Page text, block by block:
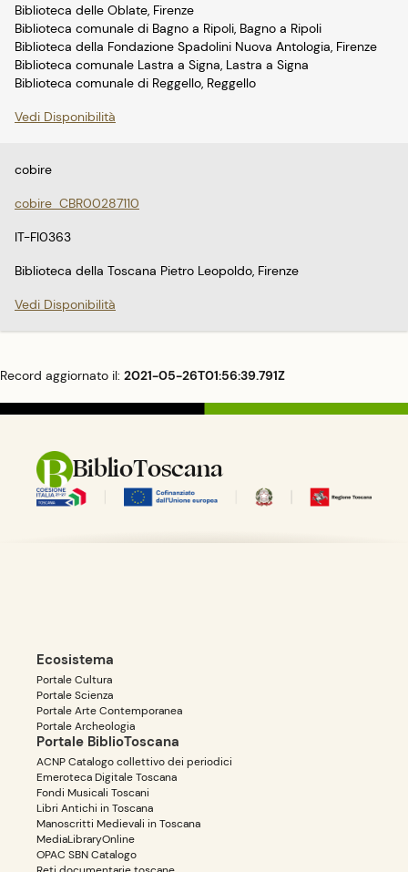
Biblioteca delle Oblate, Firenze
Biblioteca comunale di Bagno a Ripoli, Bagno a Ripoli
Biblioteca della Fondazione Spadolini Nuova Antologia, Firenze
Biblioteca comunale Lastra a Signa, Lastra a Signa
Biblioteca comunale di Reggello, Reggello
Vedi Disponibilità
cobire
cobire_CBR00287110
IT-FI0363
Biblioteca della Toscana Pietro Leopoldo, Firenze
Vedi Disponibilità
Record aggiornato il: 2021-05-26T01:56:39.791Z
BiblioToscana
Ecosistema
Portale Cultura
Portale Scienza
Portale Arte Contemporanea
Portale Archeologia
Portale BiblioToscana
ACNP Catalogo collettivo dei periodici
Emeroteca Digitale Toscana
Fondi Musicali Toscani
Libri Antichi in Toscana
Manoscritti Medievali in Toscana
MediaLibraryOnline
OPAC SBN Catalogo